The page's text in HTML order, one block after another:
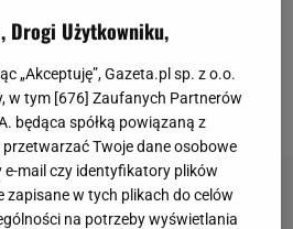
słupkami Andreę
tylko odprowadził ją
wpada do siatki.
Drogi Użytkowniku,
„Akceptuję”, Gazeta.pl sp. z o.o.
w tym [676] Zaufanych Partnerów
będąca spółką powiązaną z
Twoje dane osobowe
e-mail czy identyfikatory plików
zapisane w tych plikach do celów
na potrzeby wyświetlania